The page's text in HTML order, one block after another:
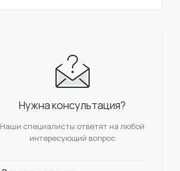
Нужна консультация?
Наши специалисты ответят на любой
интересующий вопрос